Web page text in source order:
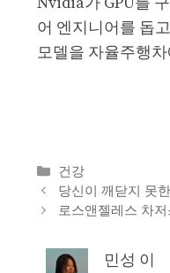
어 엔지니어를 돕
모델을 자율주행
Categories
건강
당신이 깨닫지 못
로스앤젤레스 차
민성 이